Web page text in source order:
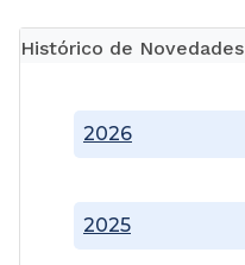
Histórico de Novedades
2025
2026